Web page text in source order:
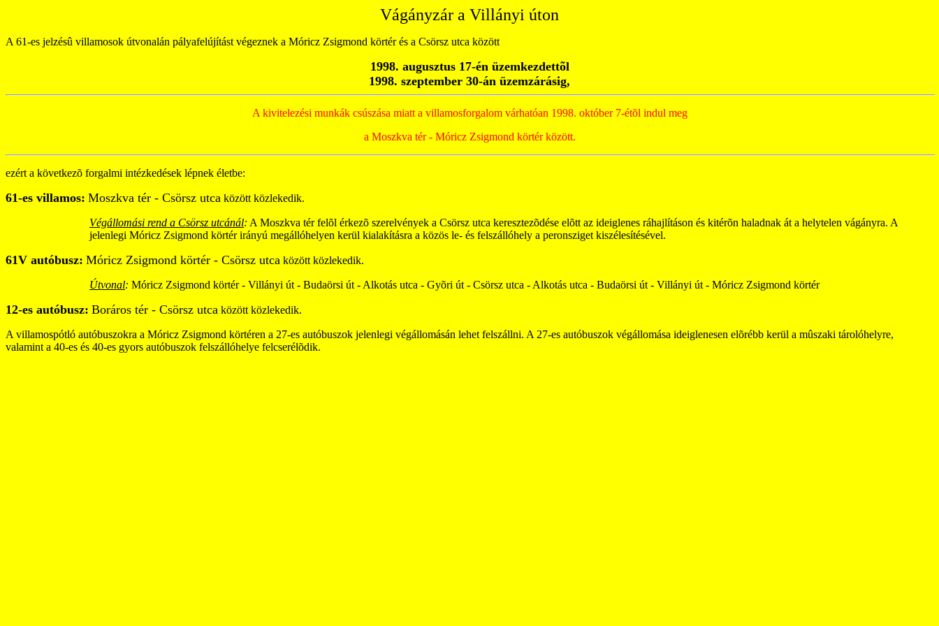
Vágányzár a Villányi úton
A 61-es jelzésû villamosok útvonalán pályafelújítást végeznek a Móricz Zsigmond körtér és a Csörsz utca között
1998. augusztus 17-én üzemkezdettõl
1998. szeptember 30-án üzemzárásig,
A kivitelezési munkák csúszása miatt a villamosforgalom várhatóan 1998. október 7-étõl indul meg
a Moszkva tér - Móricz Zsigmond körtér között.
ezért a következõ forgalmi intézkedések lépnek életbe:
61-es villamos: Moszkva tér - Csörsz utca között közlekedik.
Végállomási rend a Csörsz utcánál: A Moszkva tér felõl érkezõ szerelvények a Csörsz utca keresztezõdése elõtt az ideiglenes ráhajlításon és kitérõn haladnak át a helytelen vágányra. A
jelenlegi Móricz Zsigmond körtér irányú megállóhelyen kerül kialakításra a közös le- és felszállóhely a peronsziget kiszélesítésével.
61V autóbusz: Móricz Zsigmond körtér - Csörsz utca között közlekedik.
Útvonal: Móricz Zsigmond körtér - Villányi út - Budaörsi út - Alkotás utca - Gyõri út - Csörsz utca - Alkotás utca - Budaörsi út - Villányi út - Móricz Zsigmond körtér
12-es autóbusz: Boráros tér - Csörsz utca között közlekedik.
A villamospótló autóbuszokra a Móricz Zsigmond körtéren a 27-es autóbuszok jelenlegi végállomásán lehet felszállni. A 27-es autóbuszok végállomása ideiglenesen elõrébb kerül a mûszaki tárolóhelyre,
valamint a 40-es és 40-es gyors autóbuszok felszállóhelye felcserélõdik.